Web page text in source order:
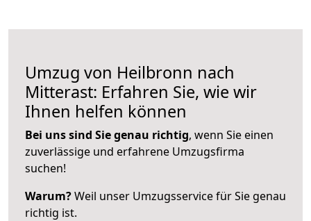
Umzug von Heilbronn nach
Mitterast: Erfahren Sie, wie wir
Ihnen helfen können
Bei uns sind Sie genau richtig, wenn Sie einen
zuverlässige und erfahrene Umzugsfirma
suchen!
Warum?Weil unser Umzugsservice für Sie genau
richtig ist.